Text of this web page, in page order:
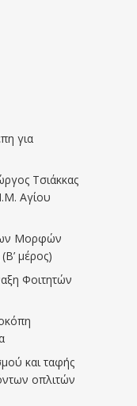
για
Τσιάκκας
Αγίου
Μορφών
μέρος)
Φοιτητών
και ταφής
οπλιτών